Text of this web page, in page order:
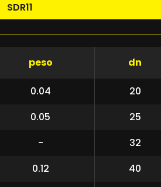
SDR11
dn
peso
20
0.04
25
0.05
32
-
40
0.12